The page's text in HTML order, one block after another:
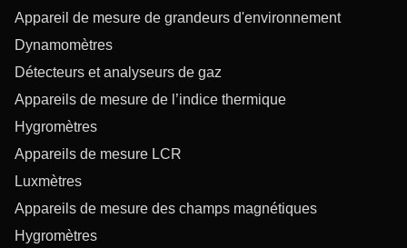
Appareil de mesure de grandeurs d'environnement
Dynamomètres
Détecteurs et analyseurs de gaz
Appareils de mesure de l’indice thermique
Hygromètres
Appareils de mesure LCR
Luxmètres
Appareils de mesure des champs magnétiques
Hygromètres